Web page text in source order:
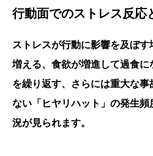
行動面でのストレス反応
ストレスが行動に影響を及ぼ
増える、食欲が増進して過食
を繰り返す、さらには重大な
ない「ヒヤリハット」の発生
況が見られます。